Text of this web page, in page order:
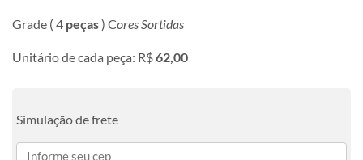
Grade ( 4 peças) Cores Sortidas
Unitário de cada peça: R$62,00
Simulação de frete